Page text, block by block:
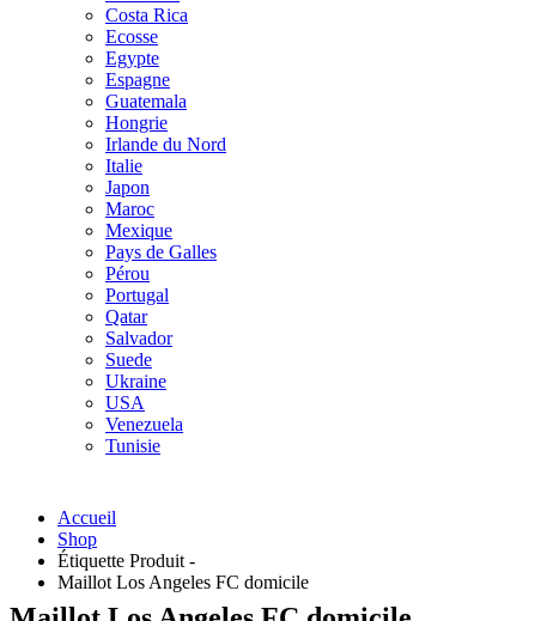
Costa Rica
Ecosse
Egypte
Espagne
Guatemala
Hongrie
Irlande du Nord
Italie
Japon
Maroc
Mexique
Pays de Galles
Pérou
Portugal
Qatar
Salvador
Suede
Ukraine
USA
Venezuela
Tunisie
Accueil
Shop
Étiquette Produit -
Maillot Los Angeles FC domicile